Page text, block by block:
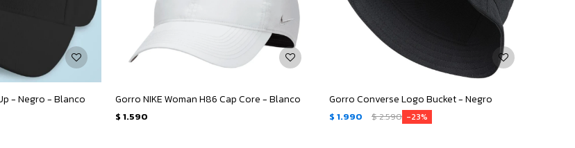
- Negro - Blanco Gorro NIKE Woman H86 Cap Core - Blanco
$ 1.590
Gorro Converse Logo Bucket - Negro
$ 1.990 $2.590 23